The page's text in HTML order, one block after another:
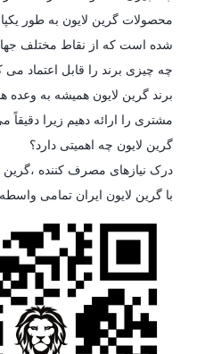
محصولات گرین لایون به طور
شده است که از نقاط مختلف
چه چیزی برند را قابل اعتماد می
برند گرین لایون همیشه به
مشتری را ارائه دهیم زیرا
گرین لایون چه اهمیتی دارد؟
درک نیازهای مصرف کننده ،گرین
با گرین لایون ایران تمامی